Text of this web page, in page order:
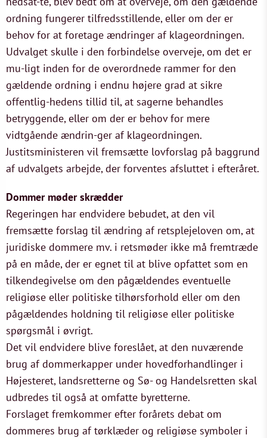
ordning fungerer tilfredsstillende, eller om der er
behov for at foretage ændringer af klageordningen.
Udvalget skulle i den forbindelse overveje, om det er
mu-ligt inden for de overordnede rammer for den
gældende ordning i endnu højere grad at sikre
offentlig-hedens tillid til, at sagerne behandles
betryggende, eller om der er behov for mere
vidtgående ændrin-ger af klageordningen.
Justitsministeren vil fremsætte lovforslag på baggrund
af udvalgets arbejde, der forventes afsluttet i efteråret.
Dommer møder skrædder
Regeringen har endvidere bebudet, at den vil
fremsætte forslag til ændring af retsplejeloven om, at
juridiske dommere mv. i retsmøder ikke må fremtræde
på en måde, der er egnet til at blive opfattet som en
tilkendegivelse om den pågældendes eventuelle
religiøse eller politiske tilhørsforhold eller om den
pågældendes holdning til religiøse eller politiske
spørgsmål i øvrigt.
Det vil endvidere blive foreslået, at den nuværende
brug af dommerkapper under hovedforhandlinger i
Højesteret, landsretterne og Sø- og Handelsretten skal
udbredes til også at omfatte byretterne.
Forslaget fremkommer efter forårets debat om
dommeres brug af tørklæder og religiøse symboler i